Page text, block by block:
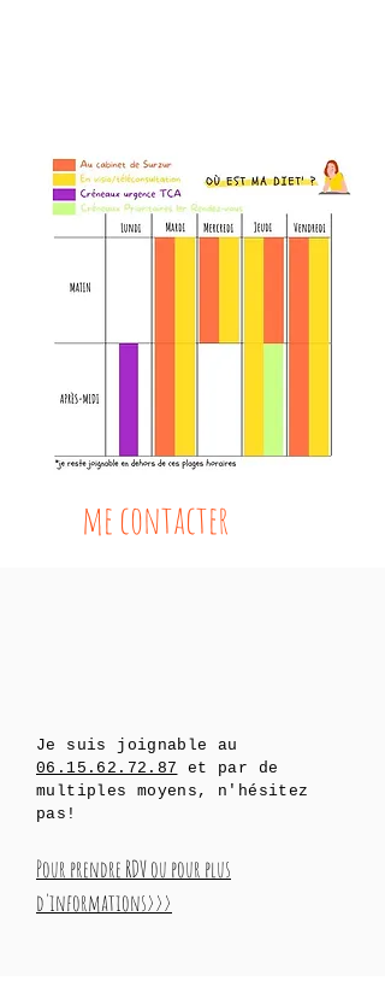
me contacter
Je suis joignable au
06.15.62.72.87 et par de
multiples moyens, n'hésitez
pas!
Pour prendre RDV ou pour plus
d'informations>>>